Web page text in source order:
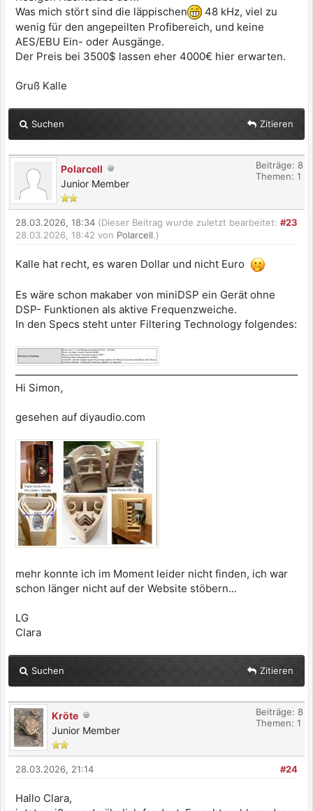
Was mich stört sind die läppischen
48 kHz, viel zu
wenig für den angepeilten Profibereich, und keine
AES/EBU Ein- oder Ausgänge.
Der Preis bei 3500$ lassen eher 4000€ hier erwarten.
Gruß Kalle
Suchen Zitieren
Polarcell
Junior Member
Beiträge: 8
Themen: 1
#23
28.03.2026, 18:34 (Dieser Beitrag wurde zuletzt bearbeitet:
28.03.2026, 18:42 von Polarcell.)
Kalle hat recht, es waren Dollar und nicht Euro
Es wäre schon makaber von miniDSP ein Gerät ohne
DSP- Funktionen als aktive Frequenzweiche.
In den Specs steht unter Filtering Technology folgendes:
Hi Simon,
gesehen auf diyaudio.com
mehr konnte ich im Moment leider nicht finden, ich war
schon länger nicht auf der Website stöbern...
LG
Clara
Suchen Zitieren
Kröte
Junior Member
Beiträge: 8
Themen: 1
#24
28.03.2026, 21:14
Hallo Clara,